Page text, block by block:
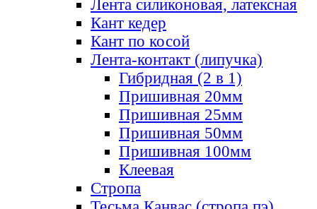
Лента силиконовая, латексная
Кант кедер
Кант по косой
Лента-контакт (липучка)
Гибридная (2 в 1)
Пришивная 20мм
Пришивная 25мм
Пришивная 50мм
Пришивная 100мм
Клеевая
Стропа